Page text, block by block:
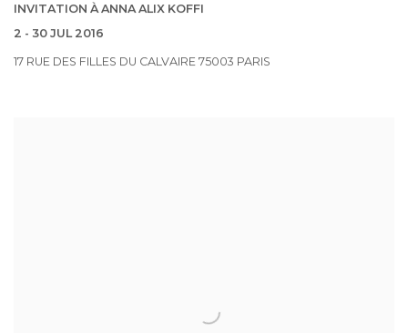
INVITATION À ANNA ALIX KOFFI
2 - 30 JUL 2016
17 RUE DES FILLES DU CALVAIRE 75003 PARIS